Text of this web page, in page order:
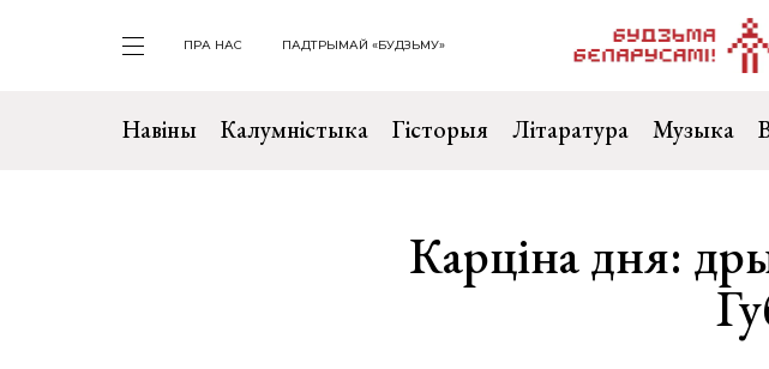
ПРА НАС ПАДТРЫМАЙ «БУДЗЬМУ»
Навіны Калумністыка Гісторыя Літаратура Музыка
Карціна дня: